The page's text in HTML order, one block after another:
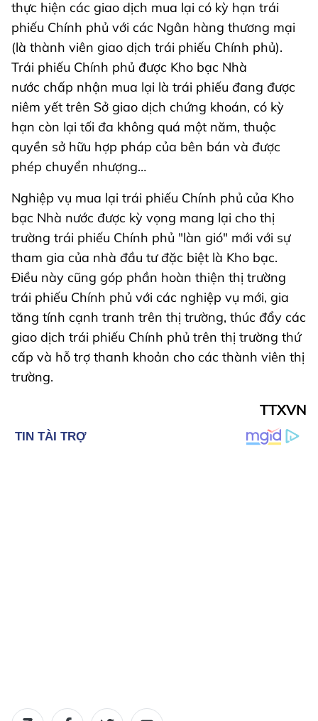
thực hiện các giao dịch mua lại có kỳ hạn trái
phiếu Chính phủ với các Ngân hàng thương mại
(là thành viên giao dịch trái phiếu Chính phủ).
Trái phiếu Chính phủ được Kho bạc Nhà
nước chấp nhận mua lại là trái phiếu đang được
niêm yết trên Sở giao dịch chứng khoán, có kỳ
hạn còn lại tối đa không quá một năm, thuộc
quyền sở hữu hợp pháp của bên bán và được
phép chuyển nhượng…
Nghiệp vụ mua lại trái phiếu Chính phủ của Kho
bạc Nhà nước được kỳ vọng mang lại cho thị
trường trái phiếu Chính phủ "làn gió" mới với sự
tham gia của nhà đầu tư đặc biệt là Kho bạc.
Điều này cũng góp phần hoàn thiện thị trường
trái phiếu Chính phủ với các nghiệp vụ mới, gia
tăng tính cạnh tranh trên thị trường, thúc đẩy các
giao dịch trái phiếu Chính phủ trên thị trường thứ
cấp và hỗ trợ thanh khoản cho các thành viên thị
trường.
TTXVN